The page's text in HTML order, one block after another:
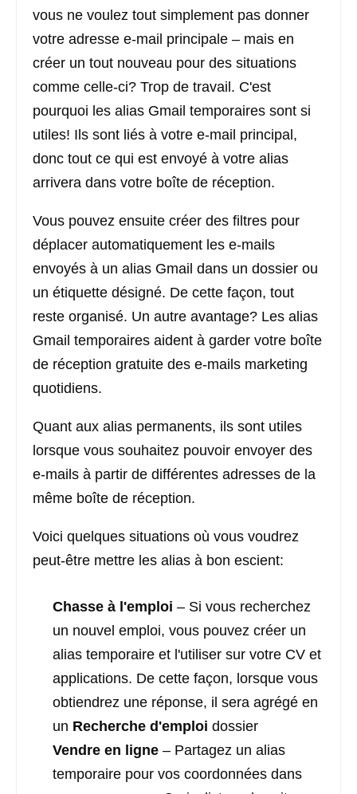
vous ne voulez tout simplement pas donner
votre adresse e-mail principale – mais en
créer un tout nouveau pour des situations
comme celle-ci? Trop de travail. C'est
pourquoi les alias Gmail temporaires sont si
utiles! Ils sont liés à votre e-mail principal,
donc tout ce qui est envoyé à votre alias
arrivera dans votre boîte de réception.
Vous pouvez ensuite créer des filtres pour
déplacer automatiquement les e-mails
envoyés à un alias Gmail dans un dossier ou
un étiquette désigné. De cette façon, tout
reste organisé. Un autre avantage? Les alias
Gmail temporaires aident à garder votre boîte
de réception gratuite des e-mails marketing
quotidiens.
Quant aux alias permanents, ils sont utiles
lorsque vous souhaitez pouvoir envoyer des
e-mails à partir de différentes adresses de la
même boîte de réception.
Voici quelques situations où vous voudrez
peut-être mettre les alias à bon escient:
Chasse à l'emploi – Si vous recherchez
un nouvel emploi, vous pouvez créer un
alias temporaire et l'utiliser sur votre CV et
applications. De cette façon, lorsque vous
obtiendrez une réponse, il sera agrégé en
un Recherche d'emploi dossier
Vendre en ligne – Partagez un alias
temporaire pour vos coordonnées dans